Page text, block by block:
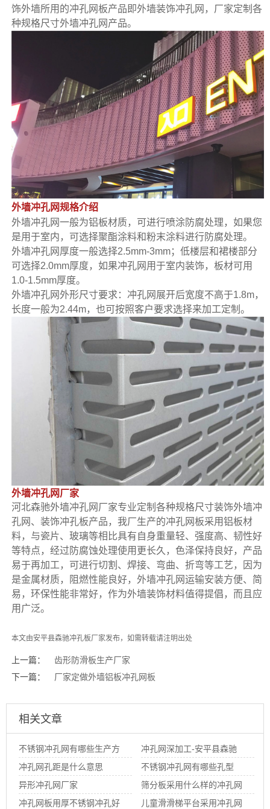
饰外墙所用的冲孔网板产品即外墙装饰冲孔网，厂家定制各
种规格尺寸外墙冲孔网产品。
外墙冲孔网规格介绍
外墙冲孔网一般为铝板材质，可进行喷涂防腐处理，如果您
是用于室内，可选择聚酯涂料和粉末涂料进行防腐处理。
外墙冲孔网厚度一般选择2.5mm-3mm；低楼层和裙楼部分
可选择2.0mm厚度，如果冲孔网用于室内装饰，板材可用
1.0-1.5mm厚度。
外墙冲孔网外形尺寸要求：冲孔网展开后宽度不高于1.8m，
长度一般为2.44m，也可按照客户要求选择来加工定制。
外墙冲孔网厂家
河北森驰外墙冲孔网厂家专业定制各种规格尺寸装饰外墙冲
孔网、装饰冲孔板产品，我厂生产的冲孔网板采用铝板材
料，与瓷片、玻璃等相比具有自身重量轻、强度高、韧性好
等特点，经过防腐蚀处理使用更长久，色泽保持良好，产品
易于再加工，可进行切割、焊接、弯曲、折弯等工艺，因为
是金属材质，阻燃性能良好，外墙冲孔网运输安装方便、简
易，环保性能非常好，作为外墙装饰材料值得提倡，而且应
用广泛。
本文由安平县森驰冲孔板厂家发布，如需转载请注明出处
上一篇：
齿形防滑板生产厂家
下一篇：
厂家定做外墙铝板冲孔网板
相关文章
不锈钢冲孔网有哪些生产方
法
冲孔网深加工-安平县森驰
冲孔网厂
冲孔网孔距是什么意思
不锈钢冲孔网有哪些孔型
异形冲孔网厂家
筛分板采用什么样的冲孔网
板生产
冲孔网板用厚不锈钢冲孔好
儿童滑滑梯平台采用冲孔网